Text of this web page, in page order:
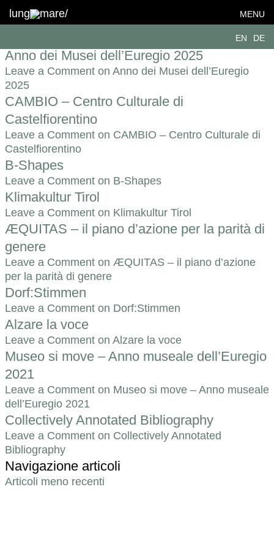
lung mare/ MENU
EN DE
Format:Digitale
Identità visiva per B-Shapes
on Identità visiva per B-Shapes
Anno dei Musei dell’Euregio 2025
Leave a Commenton Anno dei Musei dell’Euregio
2025
CAMBIO – Centro Culturale di
Castelfiorentino
Leave a Commenton CAMBIO – Centro Culturale di
Castelfiorentino
B-Shapes
Leave a Commenton B-Shapes
Klimakultur Tirol
Leave a Commenton Klimakultur Tirol
ÆQUITAS – il piano d’azione per la parità di
genere
Leave a Commenton ÆQUITAS – il piano d’azione
per la parità di genere
Dorf:Stimmen
Leave a Commenton Dorf:Stimmen
Alzare la voce
Leave a Commenton Alzare la voce
Museo si move – Anno museale dell’Euregio
2021
Leave a Commenton Museo si move – Anno museale
dell’Euregio 2021
Collectively Annotated Bibliography
Leave a Commenton Collectively Annotated
Bibliography
Navigazione articoli
Articoli meno recenti